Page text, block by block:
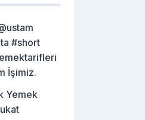
#short
İşimiz.
Yemek